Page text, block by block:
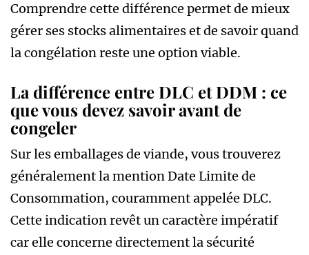
Comprendre cette différence permet de mieux
gérer ses stocks alimentaires et de savoir quand
la congélation reste une option viable.
La différence entre DLC et DDM : ce
que vous devez savoir avant de
congeler
Sur les emballages de viande, vous trouverez
généralement la mention Date Limite de
Consommation, couramment appelée DLC.
Cette indication revêt un caractère impératif
car elle concerne directement la sécurité